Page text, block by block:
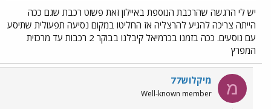
יש לי הרגשה שהרכבת הנוספת באיילון זאת פשוט רכבת שגם ככה
הייתה צריכה להגיע להרצליה אז החליטו במקום נסיעה תפעולית שתיסע
עם נוסעים. ככה בזמנו בכרמיאל קיבלנו בבוקר 2 רכבות עד מרכזית
המפרץ
מ מיקלוש77
Well-known member